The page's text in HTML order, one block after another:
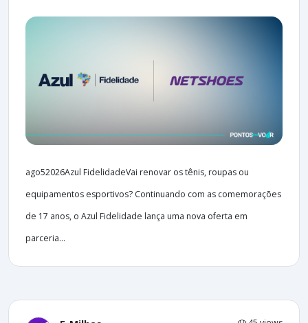
ago52026Azul FidelidadeVai renovar os tênis, roupas ou
equipamentos esportivos? Continuando com as comemorações
de 17 anos, o Azul Fidelidade lança uma nova oferta em
parceria...